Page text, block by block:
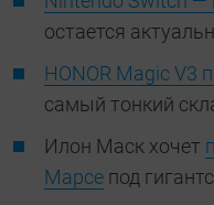
остается
HONOR Magic V3
самый тонкий
Илон Маск хочет
Марсе под